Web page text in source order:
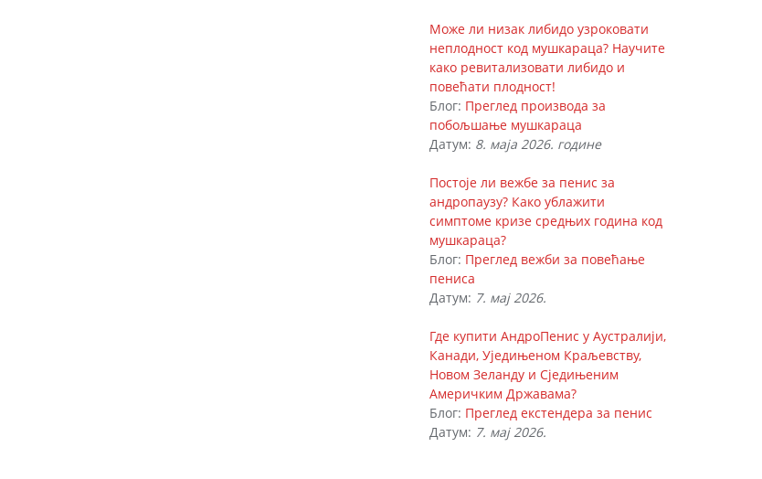
Може ли низак либидо узроковати
неплодност код мушкараца? Научите
како ревитализовати либидо и
повећати плодност!
Блог: Преглед производа за
побољшање мушкараца
Датум: 8. маја 2026. године
Постоје ли вежбе за пенис за
андропаузу? Како ублажити
симптоме кризе средњих година код
мушкараца?
Блог: Преглед вежби за повећање
пениса
Датум: 7. мај 2026.
Где купити АндроПенис у Аустралији,
Канади, Уједињеном Краљевству,
Новом Зеланду и Сједињеним
Америчким Државама?
Блог: Преглед екстендера за пенис
Датум: 7. мај 2026.